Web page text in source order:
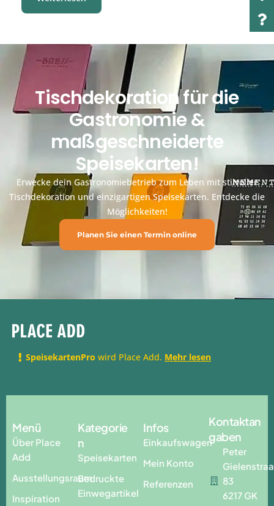
Tischdekoration für die
Gastronomie &
maßgeschneiderte
Speisekarten!
Erwecke dein Gastronomiebetrieb zum Leben mit stilvoller
Tischdekoration und einzigartigen Speisekarten. Entdecke die
Möglichkeiten!
Planen Sie einen Termin online
SpeisekartenPro wird Place Add. Mehr lesen
Menü
Über Place
Add
Ausstellungsraum
Inspiration
Kategorie
n
Speisekarten
Bedruckte
Einwegartikel
Infos
Einkaufswagen
Mein Konto
Referenzen
Kontaktan
gaben
Peter
83
6217 GK